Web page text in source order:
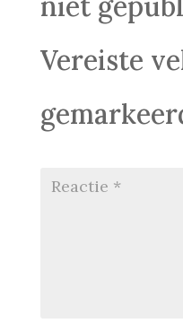
Vereiste